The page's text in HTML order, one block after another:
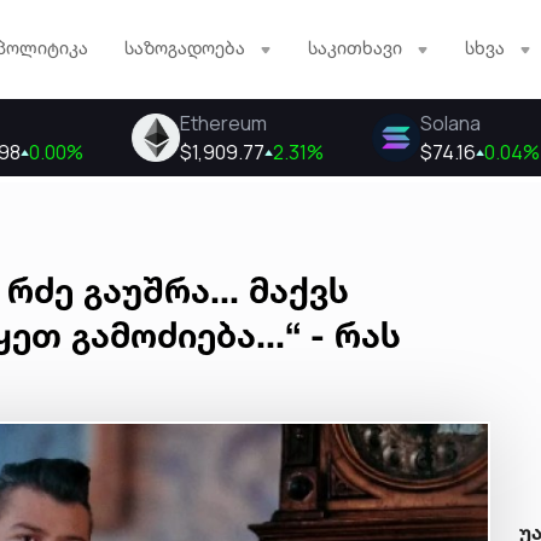
საზოგადოება საკითხავი სხვა
გაუშრა... მაქვს
გამოძიება...“ - რას